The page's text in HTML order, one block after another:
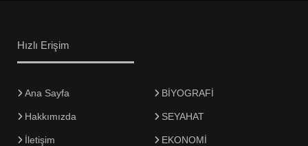
Hızlı Erişim
Ana Sayfa
Hakkımızda
İletişim
BİYOGRAFİ
SEYAHAT
EKONOMİ